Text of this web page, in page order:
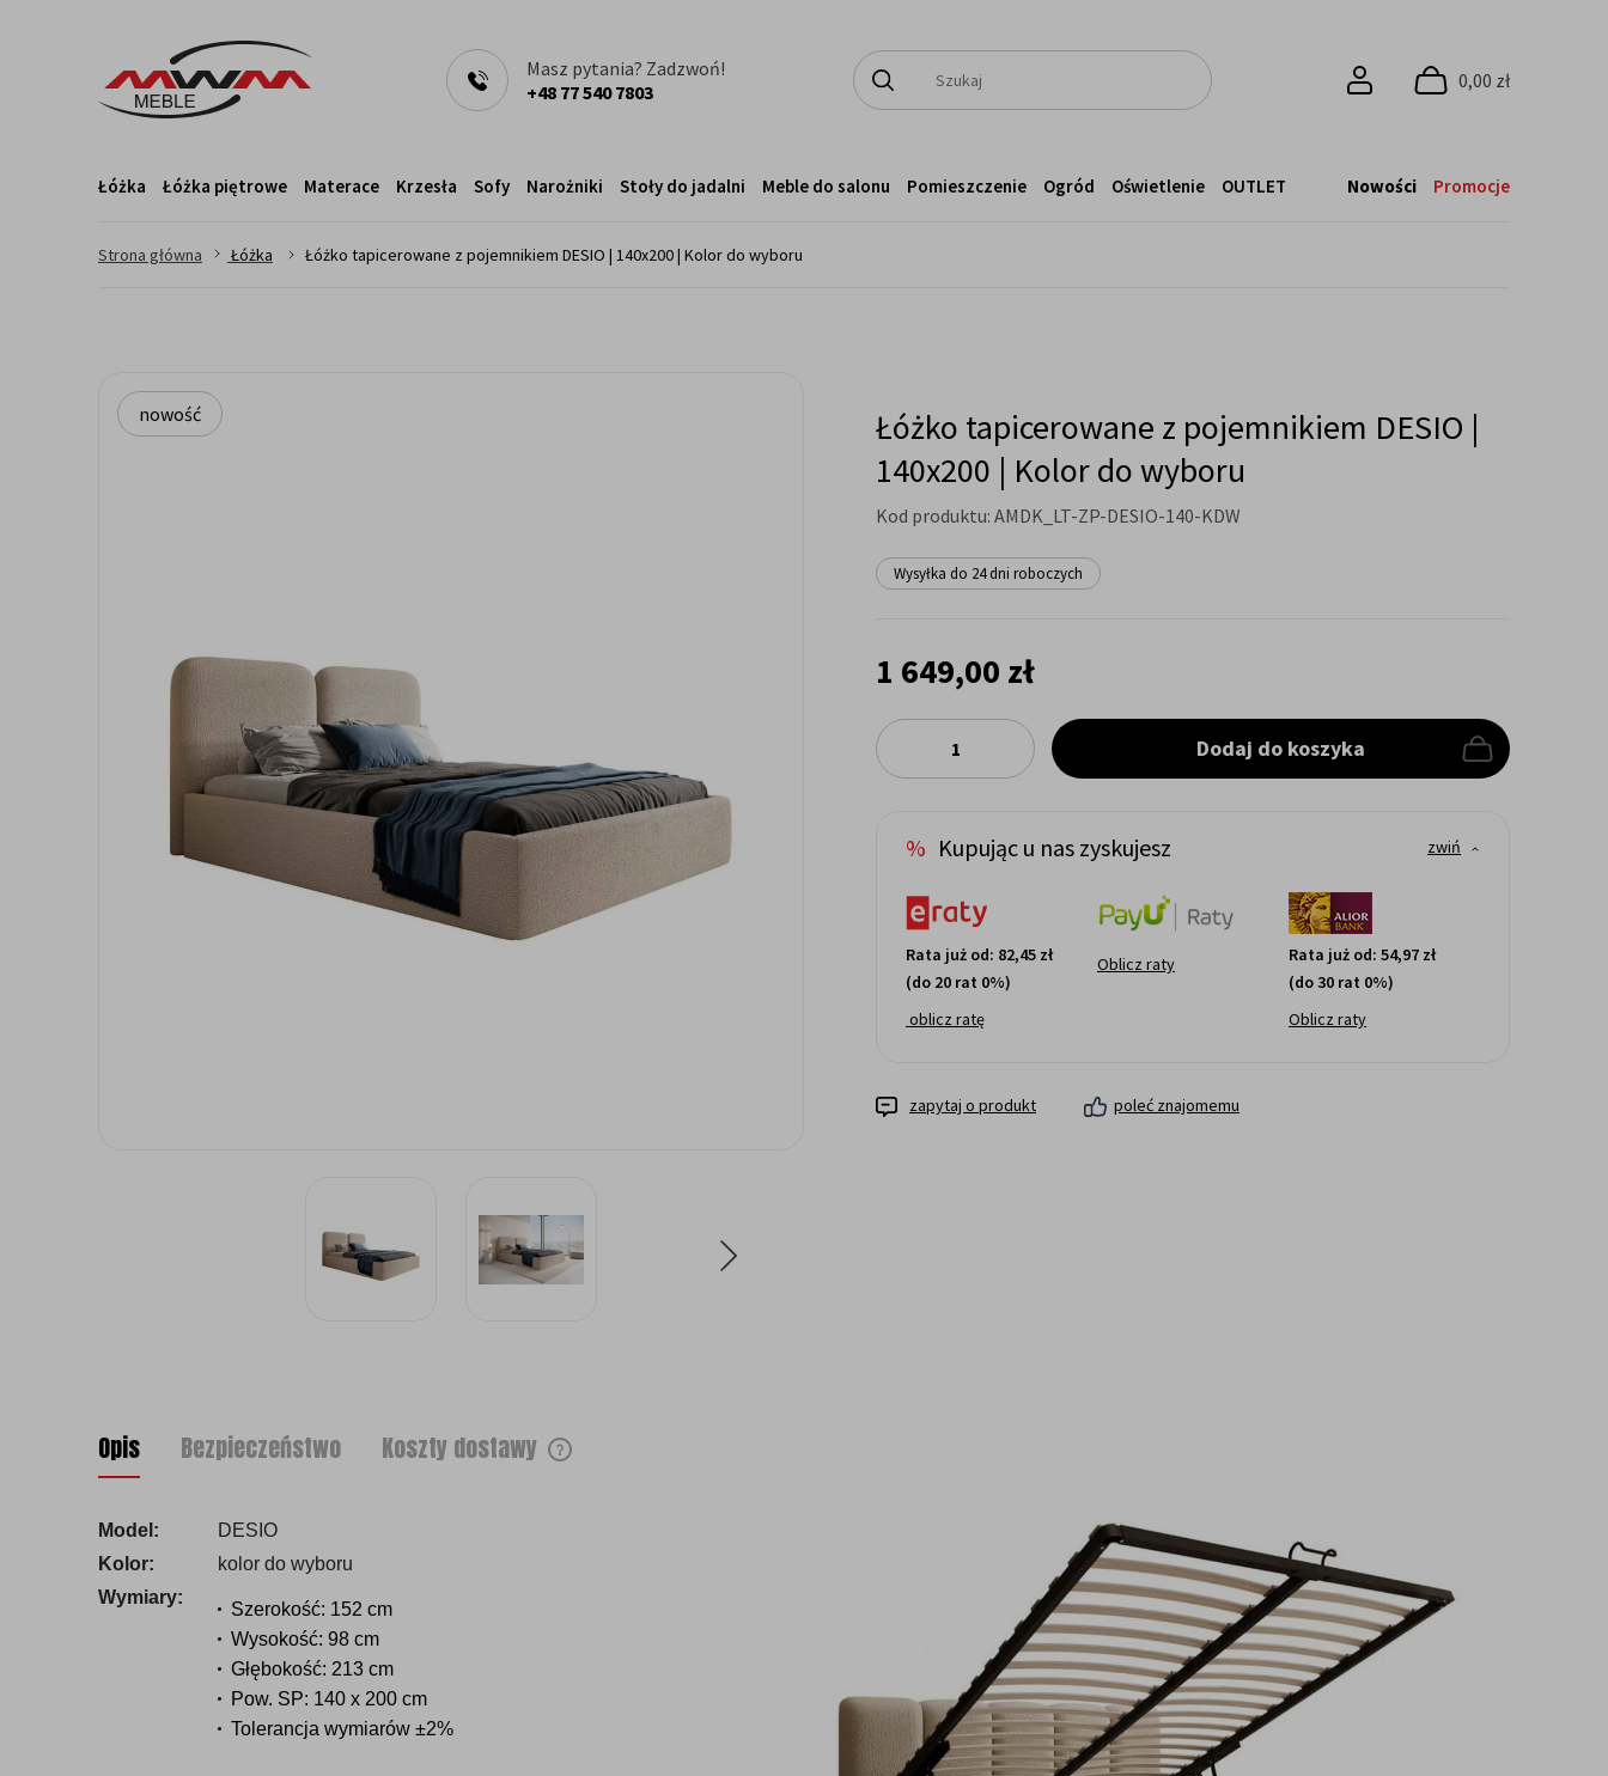
0,00 zł
Masz pytania? Zadzwoń!
+48 77 540 7803
Nowości Promocje
Łóżka Łóżka piętrowe Materace Krzesła Sofy Narożniki Stoły do jadalni Meble do salonu Pomieszczenie Ogród Oświetlenie OUTLET
Strona główna > Łóżka > Łóżko tapicerowane z pojemnikiem DESIO | 140x200 | Kolor do wyboru
nowość
Łóżko tapicerowane z pojemnikiem DESIO |
140x200 | Kolor do wyboru
Kod produktu: AMDK_LT-ZP-DESIO-140-KDW
Wysyłka do 24 dni roboczych
1 649,00 zł
Dodaj do koszyka
Kupując u nas zyskujesz zwiń
Rata już od: 82,45 zł
(do 20 rat 0%)
oblicz ratę
Oblicz raty Rata już od: 54,97 zł
(do 30 rat 0%)
Oblicz raty
zapytaj o produkt poleć znajomemu
Opis Bezpieczeństwo Koszty dostawy
Model:
DESIO
Kolor:
kolor do wyboru
Wymiary:
Szerokość: 152 cm
Wysokość: 98 cm
Głębokość: 213 cm
Pow. SP: 140 x 200 cm
Tolerancja wymiarów ±2%